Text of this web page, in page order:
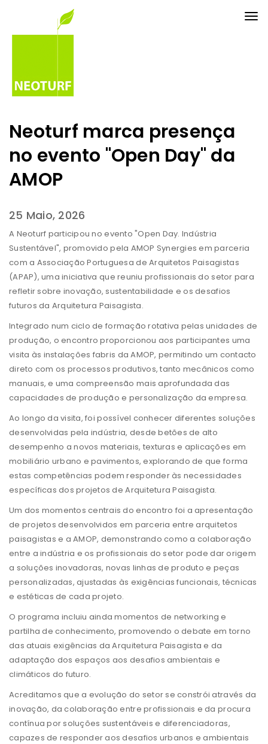
Neoturf marca presença
no evento "Open Day" da
AMOP
25 Maio, 2026
A Neoturf participou no evento "Open Day. Indústria
Sustentável", promovido pela AMOP Synergies em parceria
com a Associação Portuguesa de Arquitetos Paisagistas
(APAP), uma iniciativa que reuniu profissionais do setor para
refletir sobre inovação, sustentabilidade e os desafios
futuros da Arquitetura Paisagista.
Integrado num ciclo de formação rotativa pelas unidades de
produção, o encontro proporcionou aos participantes uma
visita às instalações fabris da AMOP, permitindo um contacto
direto com os processos produtivos, tanto mecânicos como
manuais, e uma compreensão mais aprofundada das
capacidades de produção e personalização da empresa.
Ao longo da visita, foi possível conhecer diferentes soluções
desenvolvidas pela indústria, desde betões de alto
desempenho a novos materiais, texturas e aplicações em
mobiliário urbano e pavimentos, explorando de que forma
estas competências podem responder às necessidades
específicas dos projetos de Arquitetura Paisagista.
Um dos momentos centrais do encontro foi a apresentação
de projetos desenvolvidos em parceria entre arquitetos
paisagistas e a AMOP, demonstrando como a colaboração
entre a indústria e os profissionais do setor pode dar origem
a soluções inovadoras, novas linhas de produto e peças
personalizadas, ajustadas às exigências funcionais, técnicas
e estéticas de cada projeto.
O programa incluiu ainda momentos de networking e
partilha de conhecimento, promovendo o debate em torno
das atuais exigências da Arquitetura Paisagista e da
adaptação dos espaços aos desafios ambientais e
climáticos do futuro.
Acreditamos que a evolução do setor se constrói através da
inovação, da colaboração entre profissionais e da procura
contínua por soluções sustentáveis e diferenciadoras,
capazes de responder aos desafios urbanos e ambientais